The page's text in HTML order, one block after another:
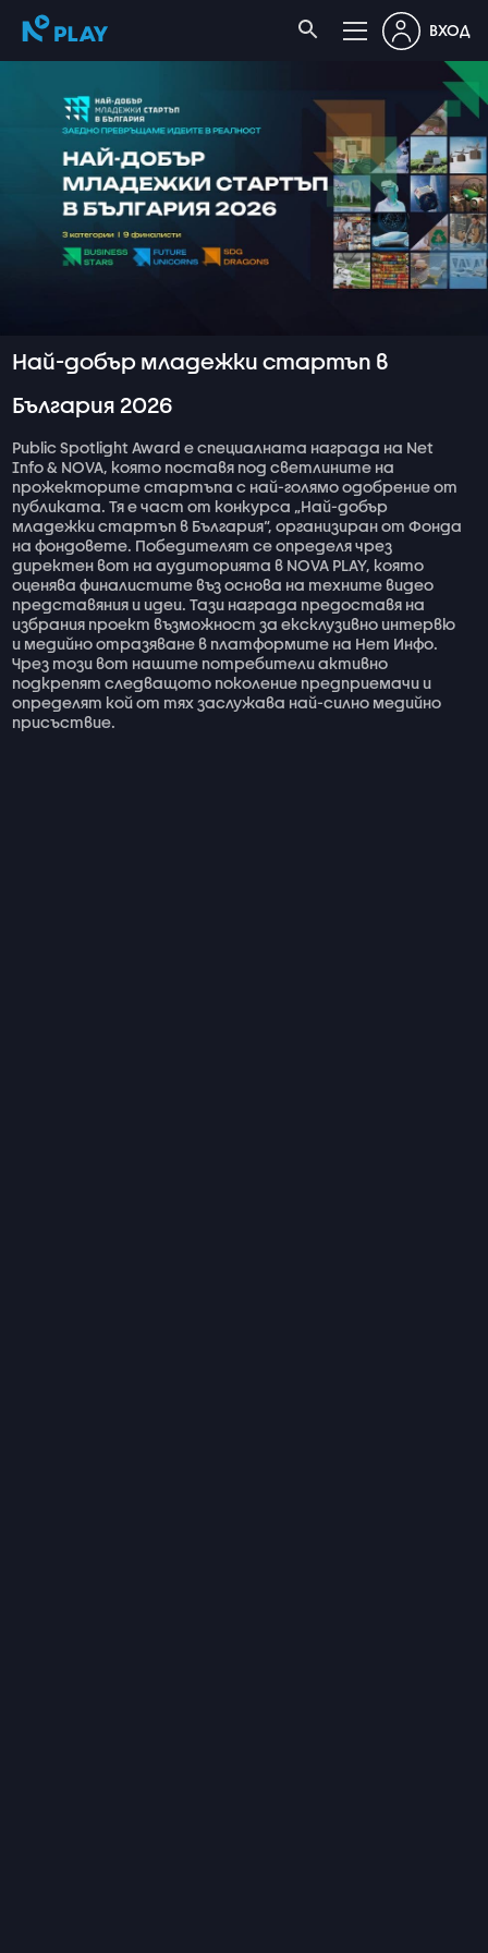
ВХОД
Най-добър младежки стартъп в
България 2026
Public Spotlight Award е специалната награда на Net
Info & NOVA, която поставя под светлините на
прожекторите стартъпа с най-голямо одобрение от
публиката. Тя е част от конкурса „Най-добър
младежки стартъп в България“, организиран от Фонда
на фондовете. Победителят се определя чрез
директен вот на аудиторията в NOVA PLAY, която
оценява финалистите въз основа на техните видео
представяния и идеи. Тази награда предоставя на
избрания проект възможност за ексклузивно интервю
и медийно отразяване в платформите на Нет Инфо.
Чрез този вот нашите потребители активно
подкрепят следващото поколение предприемачи и
определят кой от тях заслужава най-силно медийно
присъствие.